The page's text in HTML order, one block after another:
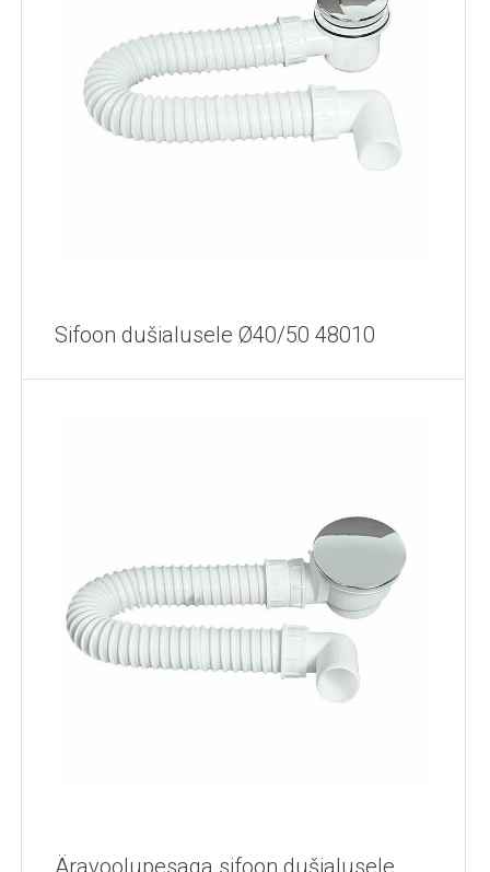
Sifoon dušialusele Ø40/50 48010
Äravoolupesaga sifoon dušialusele